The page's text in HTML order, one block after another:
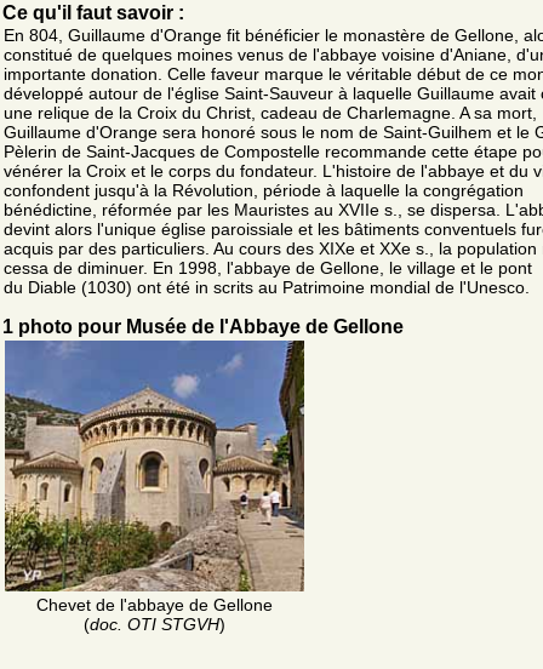
Ce qu'il faut savoir :
En 804, Guillaume d'Orange fit bénéficier le monastère de Gellone,
constitué de quelques moines venus de l'abbaye voisine d'Aniane,
importante donation. Celle faveur marque le véritable début de ce
développé autour de l'église Saint-Sauveur à laquelle Guillaume avait
une relique de la Croix du Christ, cadeau de Charlemagne. A sa mort,
Guillaume d'Orange sera honoré sous le nom de Saint-Guilhem et le
Pèlerin de Saint-Jacques de Compostelle recommande cette étape
vénérer la Croix et le corps du fondateur. L'histoire de l'abbaye et du
confondent jusqu'à la Révolution, période à laquelle la congrégation
bénédictine, réformée par les Mauristes au XVIIe s., se dispersa.
devint alors l'unique église paroissiale et les bâtiments conventuels
acquis par des particuliers. Au cours des XIXe et XXe s., la population
cessa de diminuer. En 1998, l'abbaye de Gellone, le village et le pont
du Diable (1030) ont été in scrits au Patrimoine mondial de l'Unesco.
1 photo pour Musée de l'Abbaye de Gellone
Chevet de l'abbaye de Gellone
(doc. OTI STGVH)